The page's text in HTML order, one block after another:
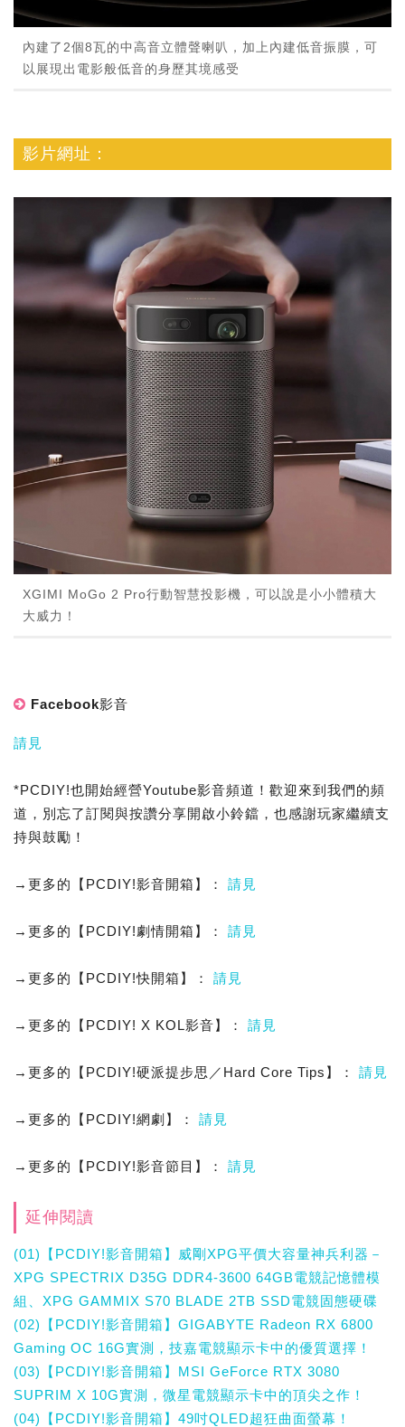
內建了2個8瓦的中高音立體聲喇叭，加上內建低音振膜，可
以展現出電影般低音的身歷其境感受
影片網址：
XGIMI MoGo 2 Pro行動智慧投影機，可以說是小小體積大
大威力！
Facebook影音
請見
*PCDIY!也開始經營Youtube影音頻道！歡迎來到我們的頻
道，別忘了訂閱與按讚分享開啟小鈴鐺，也感謝玩家繼續支
持與鼓勵！
→更多的【PCDIY!影音開箱】： 請見
→更多的【PCDIY!劇情開箱】： 請見
→更多的【PCDIY!快開箱】： 請見
→更多的【PCDIY! X KOL影音】： 請見
→更多的【PCDIY!硬派提步思／Hard Core Tips】： 請見
→更多的【PCDIY!網劇】： 請見
→更多的【PCDIY!影音節目】： 請見
延伸閱讀
(01)【PCDIY!影音開箱】威剛XPG平價大容量神兵利器－
XPG SPECTRIX D35G DDR4-3600 64GB電競記憶體模
組、XPG GAMMIX S70 BLADE 2TB SSD電競固態硬碟
(02)【PCDIY!影音開箱】GIGABYTE Radeon RX 6800
Gaming OC 16G實測，技嘉電競顯示卡中的優質選擇！
(03)【PCDIY!影音開箱】MSI GeForce RTX 3080
SUPRIM X 10G實測，微星電競顯示卡中的頂尖之作！
(04)【PCDIY!影音開箱】49吋QLED超狂曲面螢幕！